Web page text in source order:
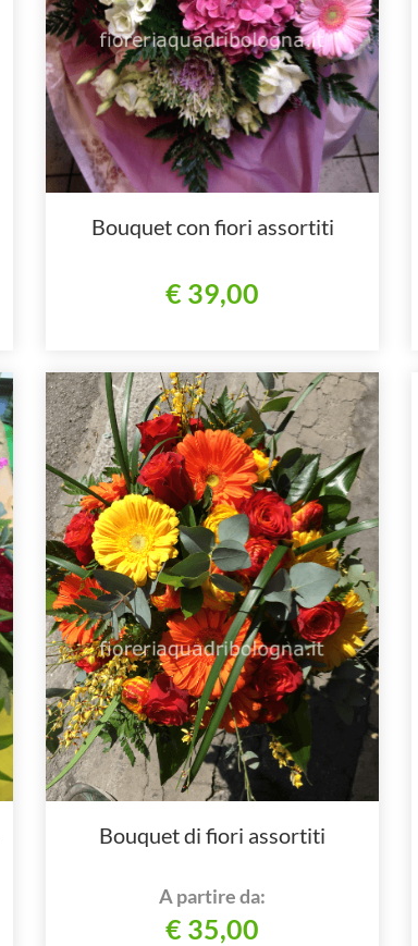
Bouquet con fiori assortiti
€ 39,00
Bouquet di fiori assortiti
A partire da:
€ 35,00